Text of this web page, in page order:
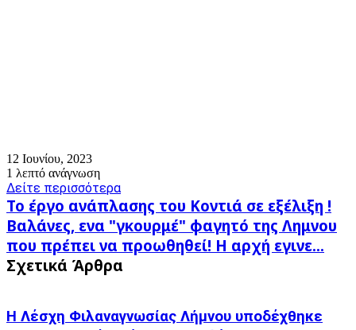
12 Ιουνίου, 2023
1 λεπτό ανάγνωση
Δείτε περισσότερα
Το
έργο
ανάπλασης
του
Κοντιά
σε
!
Το έργο ανάπλασης του Κοντιά σε εξέλιξη !
Βαλάνες,
ενα
"γκουρμέ"
φαγητό
που
Βαλάνες, ενα "γκουρμέ" φαγητό της Λημνου
που πρέπει να προωθηθεί! Η αρχή εγινε...
Σχετικά Άρθρα
Η Λέσχη Φιλαναγνωσίας Λήμνου υποδέχθηκε